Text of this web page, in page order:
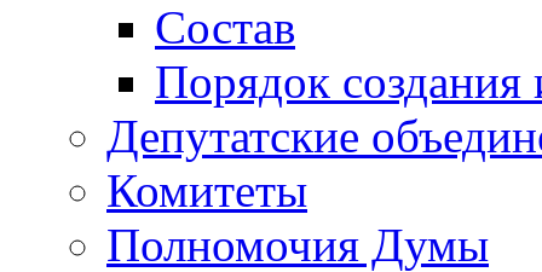
Состав
Порядок создания
Депутатские
Комитеты
Полномочия Думы